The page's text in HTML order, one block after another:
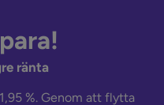
ränta
%. Genom att flytta